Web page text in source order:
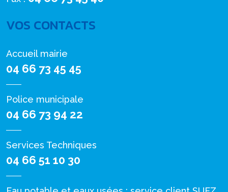
VOS CONTACTS
Accueil mairie
04 66 73 45 45
Police municipale
04 66 73 94 22
Services Techniques
04 66 51 10 30